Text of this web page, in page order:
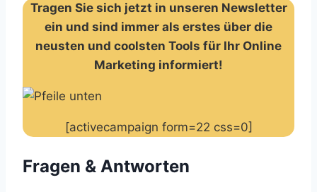
Tragen Sie sich jetzt in unseren Newsletter
ein und sind immer als erstes über die
neusten und coolsten Tools für Ihr Online
Marketing informiert!
[activecampaign form=22 css=0]
Fragen & Antworten